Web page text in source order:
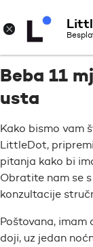
Beba 11
usta
Kako bismo vam
LittleDot,
pitanja kako bi
Obratite nam se
konzultacije
Poštovana, imam
doji, uz jedan
×